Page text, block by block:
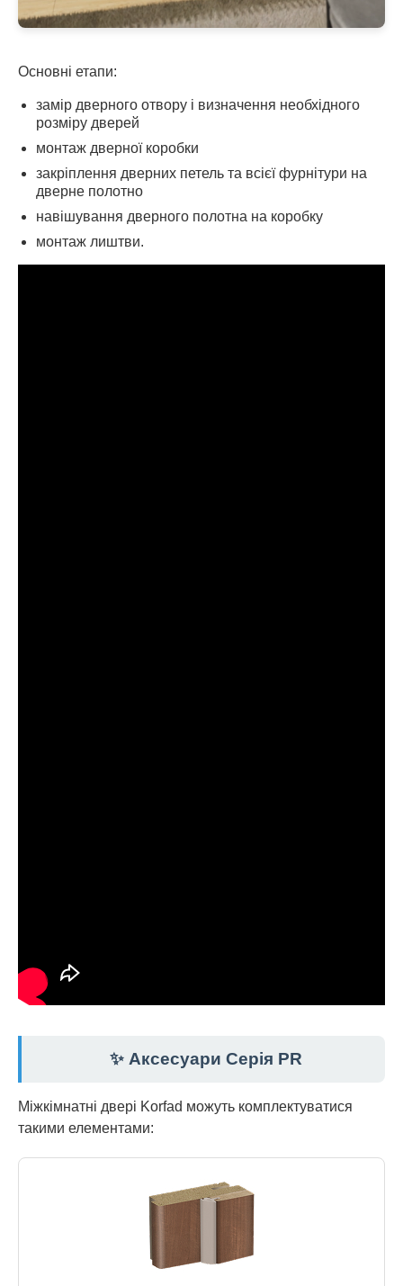
Основні етапи:
замір дверного отвору і визначення необхідного
розміру дверей
монтаж дверної коробки
закріплення дверних петель та всієї фурнітури на
дверне полотно
навішування дверного полотна на коробку
монтаж лиштви.
✨ Аксесуари Серія PR
Міжкімнатні двері Korfad можуть комплектуватися
такими елементами: